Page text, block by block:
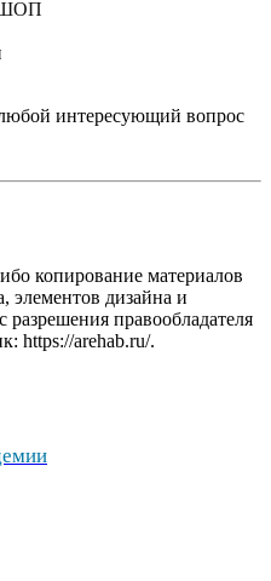
ШОП
интересующий вопрос
копирование материалов
элементов дизайна и
правообладателя
https://arehab.ru/.